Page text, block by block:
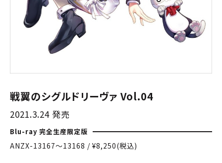
戦翼のシグルドリーヴァ Vol.04
2021.3.24 発売
Blu-ray 完全生産限定版
ANZX-13167〜13168 / ¥8,250(税込)